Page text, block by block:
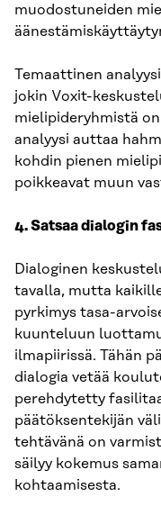
muodostuneiden
Temaattinen
jokin Voxit-
mielipideryhmistä
analyysi auttaa
kohdin pienen
poikkeavat muun
4. Satsaa dialogin
Dialoginen
tavalla, mutta
pyrkimys tasa-
kuunteluun
ilmapiirissä. Tähän
dialogia vetää
perehdytetty
päätöksentekijän
tehtävänä on
säilyy kokemus
kohtaamisesta.